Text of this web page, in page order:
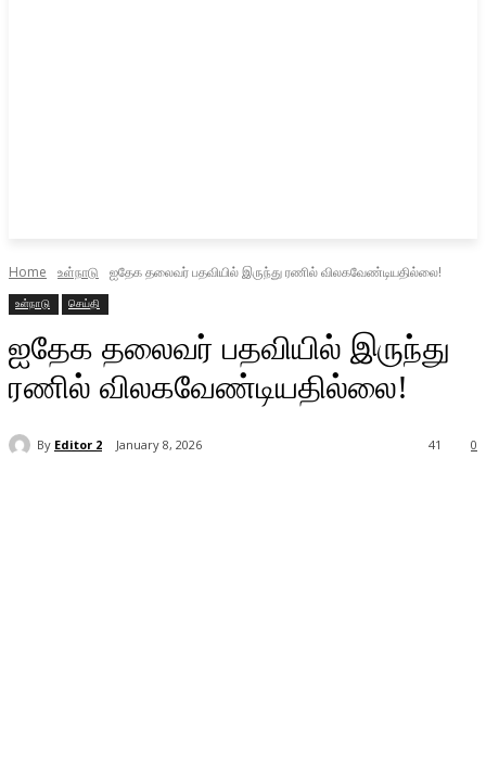
Home உள்நாடு ஐதேக தலைவர் பதவியில் இருந்து ரணில் விலகவேண்டியதில்லை!
உள்நாடு செய்தி
ஐதேக தலைவர் பதவியில் இருந்து
ரணில் விலகவேண்டியதில்லை!
By Editor 2 January 8, 2026 0
41